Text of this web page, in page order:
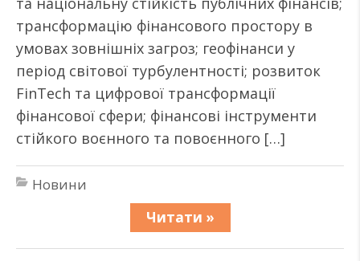
трансформацію фінансового простору в
умовах зовнішніх загроз; геофінанси у
період світової турбулентності; розвиток
FinTech та цифрової трансформації
фінансової сфери; фінансові інструменти
стійкого воєнного та повоєнного […]
Новини
Читати »